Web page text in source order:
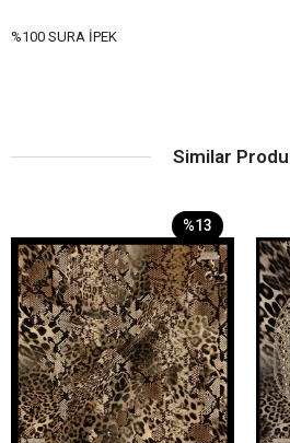
%100 SURA İPEK
Similar
%13